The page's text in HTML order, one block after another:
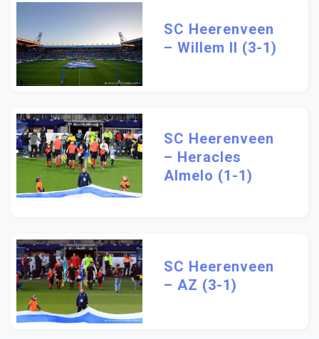
SC Heerenveen
– Willem II (3-1)
SC Heerenveen
– Heracles
Almelo (1-1)
SC Heerenveen
– AZ (3-1)